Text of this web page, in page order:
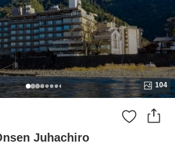
104
Juhachiro